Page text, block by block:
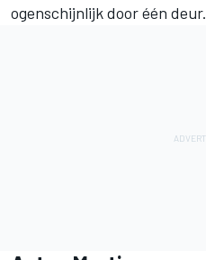
ogenschijnlijk door één deur.